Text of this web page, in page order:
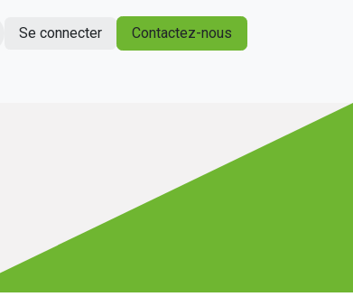
Se connecter Contactez-nous